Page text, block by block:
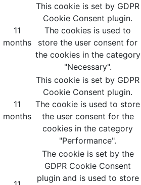
11
months
This cookie is set by GDPR
Cookie Consent plugin.
The cookies is used to
store the user consent for
the cookies in the category
"Necessary".
11
months
This cookie is set by GDPR
Cookie Consent plugin.
The cookie is used to store
the user consent for the
cookies in the category
"Performance".
The cookie is set by the
GDPR Cookie Consent
plugin and is used to store